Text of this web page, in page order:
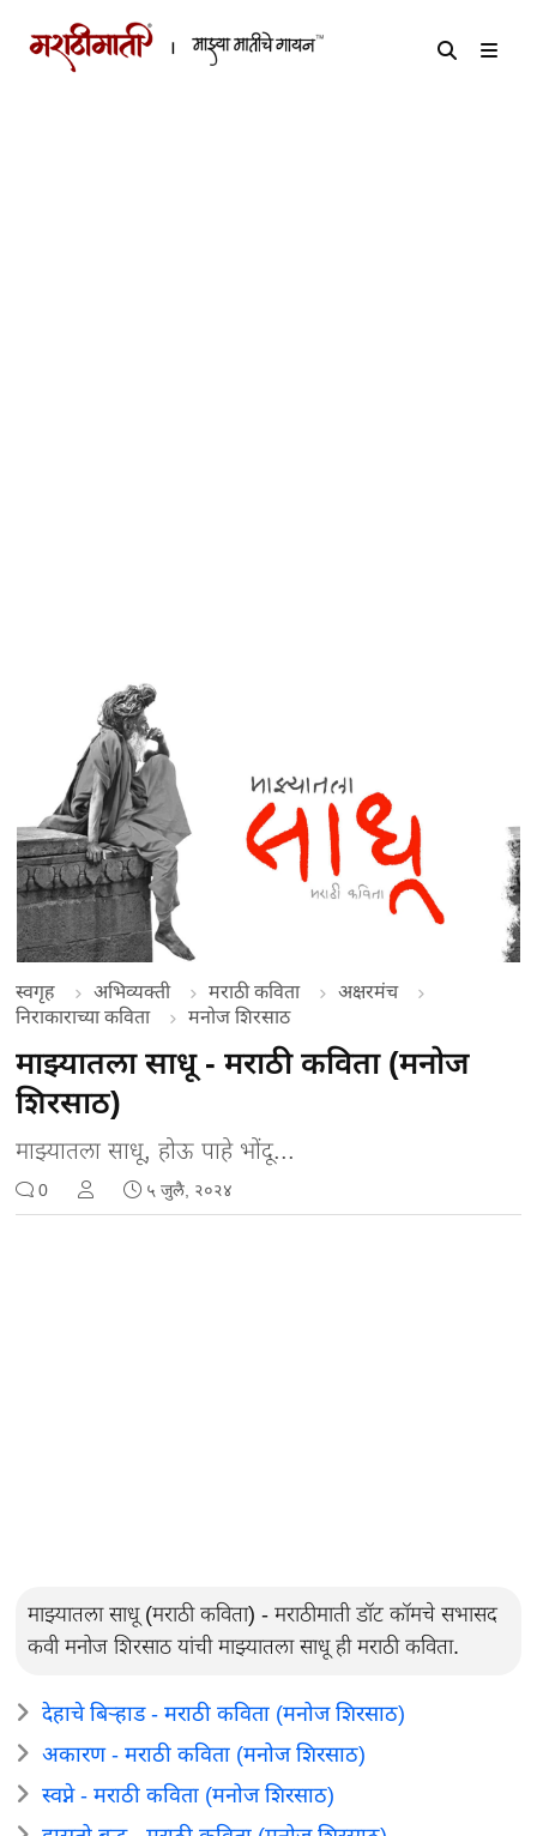
स्वगृह अभिव्यक्ती मराठी कविता
अक्षरमंच
निराकाराच्या कविता
मनोज शिरसाठ
माझ्यातला साधू - मराठी कविता (मनोज
शिरसाठ)
माझ्यातला साधू, होऊ पाहे भोंदू...
0 ५ जुलै, २०२४
माझ्यातला साधू (मराठी कविता) - मराठीमाती डॉट कॉमचे सभासद
कवी मनोज शिरसाठ यांची माझ्यातला साधू ही मराठी कविता.
देहाचे बिऱ्हाड - मराठी कविता (मनोज शिरसाठ)
अकारण - मराठी कविता (मनोज शिरसाठ)
स्वप्ने - मराठी कविता (मनोज शिरसाठ)